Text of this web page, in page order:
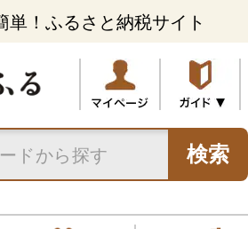
単！ふるさと納税サイト
検索